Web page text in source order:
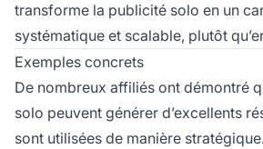
transforme la publicité solo en un
systématique et scalable, plutôt
Exemples concrets
De nombreux affiliés ont démontré
solo peuvent générer d’excellents
sont utilisées de manière